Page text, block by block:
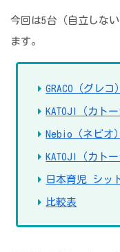
今回は5台（自立しな
ます。
GRACO（グレ
KATOJI（カト
Nebio（ネビオ
KATOJI（カト
日本育児 シッ
比較表